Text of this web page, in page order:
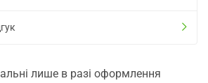
лише в разі оформлення